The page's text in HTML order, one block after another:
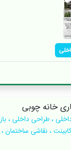
خانه چوبی
، طراحی داخلی ،
، نقاشی